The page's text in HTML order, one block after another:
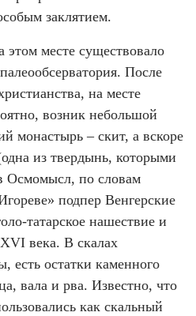
заклятием.
месте существовало
После
на месте
возник небольшой
монастырь – скит, а вскоре
из твердынь, которыми
Осмомысл, по словам
подпер Венгерские
татарское нашествие и
века. В скалах
есть остатки каменного
вала и рва. Известно, что
как скальный